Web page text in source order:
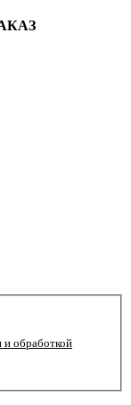
и обработкой